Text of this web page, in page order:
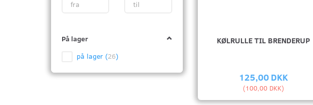
På lager
på lager (26)
KØLRULLE TIL BRENDERUP
125,00 DKK
(100,00 DKK)